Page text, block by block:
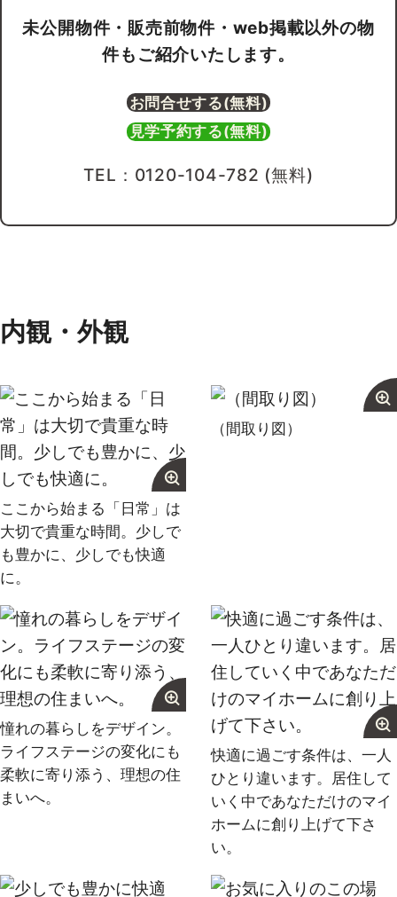
未公開物件・販売前物件・web掲載以外の物
件もご紹介いたします。
お問合せする(無料)
見学予約する(無料)
TEL：0120-104-782 (無料)
内観・外観
ここから始まる「日常」は
大切で貴重な時間。少しで
も豊かに、少しでも快適
に。
（間取り図）
憧れの暮らしをデザイン。
ライフステージの変化にも
柔軟に寄り添う、理想の住
まいへ。
快適に過ごす条件は、一人
ひとり違います。居住して
いく中であなただけのマイ
ホームに創り上げて下さ
い。
買いたい
エリアから探す
売りたい
無料売却査定
サービス
未来カレンダー
購入までの流れ
TOHO HOUSE CLUB
会社紹介
東宝ハウス大田東京に ついて
スタッフ一覧
グループ案内